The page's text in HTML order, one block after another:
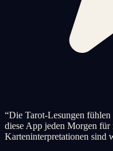
“Die Tarot-Lesungen
diese App jeden Morgen
Karteninterpretationen sind